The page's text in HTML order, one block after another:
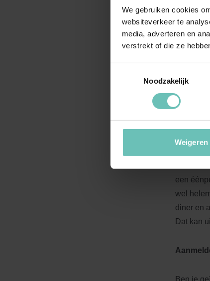
We gebruiken cookies
websiteverkeer te
media, adverteren en
verstrekt of die ze
Noodzakelijk
Weigeren
Naast
punten
worden,
een
wel
diner en
Dat kan
Ben je